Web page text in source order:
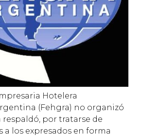
Hotelera
(Fehgra) no organizó
respaldó, por tratarse de
a los expresados en forma